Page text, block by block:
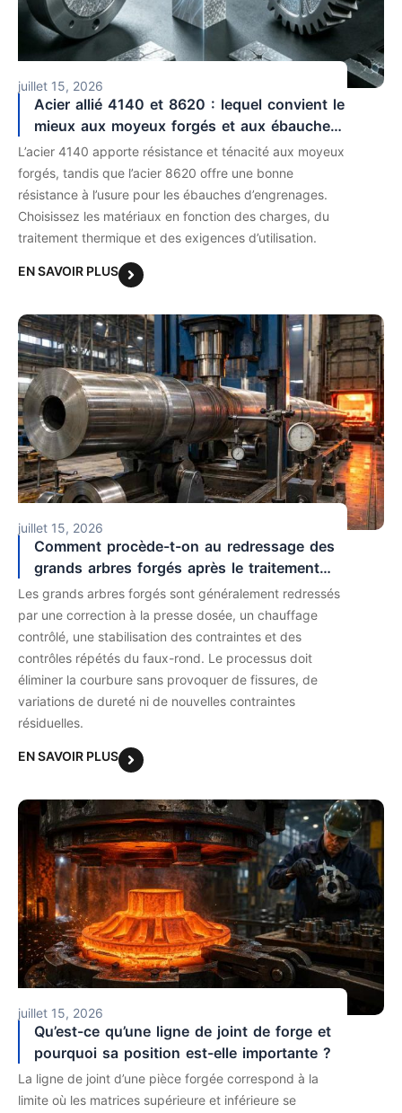
juillet 15, 2026
Acier allié 4140 et 8620 : lequel convient le
mieux aux moyeux forgés et aux ébauches
d’engrenages ?
L’acier 4140 apporte résistance et ténacité aux moyeux
forgés, tandis que l’acier 8620 offre une bonne
résistance à l’usure pour les ébauches d’engrenages.
Choisissez les matériaux en fonction des charges, du
traitement thermique et des exigences d’utilisation.
EN SAVOIR PLUS
juillet 15, 2026
Comment procède-t-on au redressage des
grands arbres forgés après le traitement
thermique ?
Les grands arbres forgés sont généralement redressés
par une correction à la presse dosée, un chauffage
contrôlé, une stabilisation des contraintes et des
contrôles répétés du faux-rond. Le processus doit
éliminer la courbure sans provoquer de fissures, de
variations de dureté ni de nouvelles contraintes
résiduelles.
EN SAVOIR PLUS
juillet 15, 2026
Qu’est-ce qu’une ligne de joint de forge et
pourquoi sa position est-elle importante ?
La ligne de joint d’une pièce forgée correspond à la
limite où les matrices supérieure et inférieure se